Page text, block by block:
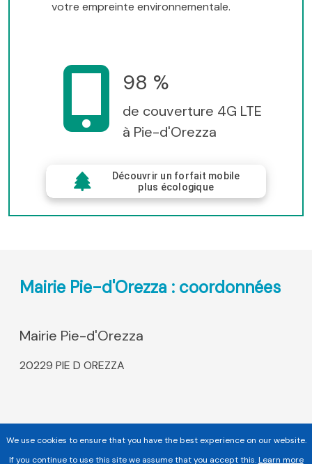
votre empreinte environnementale.
98 %
de couverture 4G LTE
à Pie-d'Orezza
Découvrir un forfait mobile
plus écologique
Mairie Pie-d'Orezza : coordonnées
Mairie Pie-d'Orezza
20229 PIE D OREZZA
We use cookies to ensure that you have the best experience on our website.
If you continue to use this site we assume that you accept this.Learn more